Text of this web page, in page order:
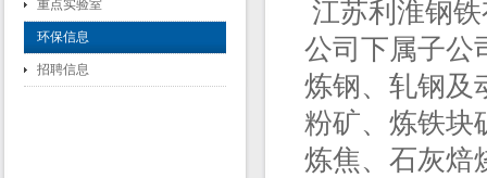
重点实验室
环保信息
招聘信息
江苏利淮钢
公司下属子公
炼钢、轧钢及
粉矿、炼铁块
炼焦、石灰焙